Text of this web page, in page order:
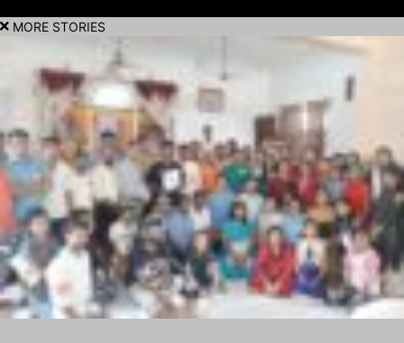
MORE STORIES